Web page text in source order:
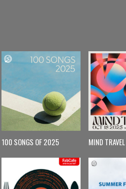
100 SONGS OF 2025 MIND TRAVEL